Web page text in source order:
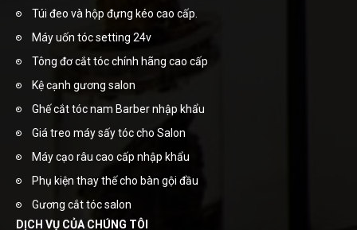
Túi đeo và hộp đựng kéo cao cấp.
Máy uốn tóc setting 24v
Tông đơ cắt tóc chính hãng cao cấp
Kệ cạnh gương salon
Ghế cắt tóc nam Barber nhập khẩu
Giá treo máy sấy tóc cho Salon
Máy cạo râu cao cấp nhập khẩu
Phụ kiện thay thế cho bàn gội đầu
Gương cắt tóc salon
DỊCH VỤ CỦA CHÚNG TÔI